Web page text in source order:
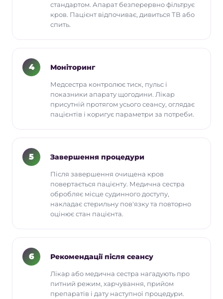
стандартом. Апарат безперервно фільтрує
кров. Пацієнт відпочиває, дивиться ТВ або
спить.
4 Моніторинг
Медсестра контролює тиск, пульс і
показники апарату щогодини. Лікар
присутній протягом усього сеансу, оглядає
пацієнтів і коригує параметри за потреби.
5 Завершення процедури
Після завершення очищена кров
повертається пацієнту. Медична сестра
обробляє місце судинного доступу,
накладає стерильну пов'язку та повторно
оцінює стан пацієнта.
6 Рекомендації після сеансу
Лікар або медична сестра нагадують про
питний режим, харчування, прийом
препаратів і дату наступної процедури.